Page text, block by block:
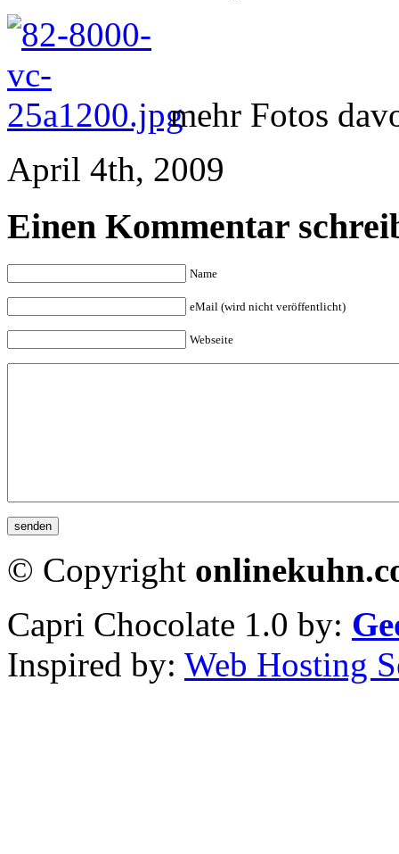
mehr Fotos
April 4th, 2009
Einen Kommentar
Name
eMail (wird nicht veröffentlicht)
Webseite
© Copyright
Capri Chocolate 1.0 by:
Inspired by: Web Hosting